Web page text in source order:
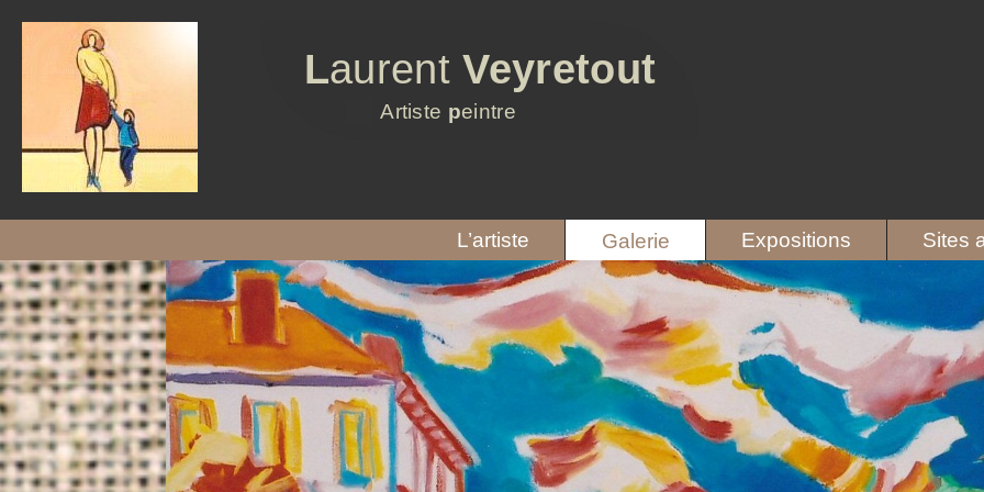
LaurentVeyretout
Artiste peintre
L’artiste Galerie Expositions Sites